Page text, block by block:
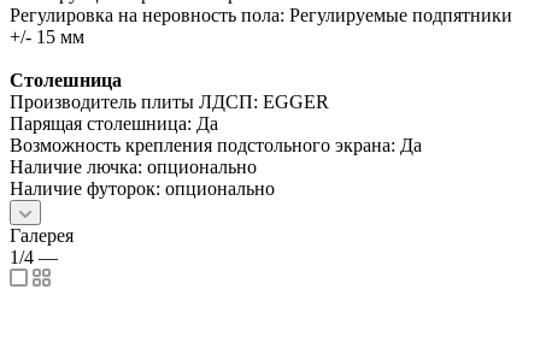
Регулировка на неровность пола: Регулируемые подпятники
+/- 15 мм
Столешница
Производитель плиты ЛДСП: EGGER
Парящая столешница: Да
Возможность крепления подстольного экрана: Да
Наличие лючка: опционально
Наличие футорок: опционально
Галерея
1/4 —